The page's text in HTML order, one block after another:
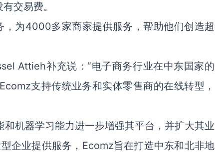
交易费。
为4000多家商家提供服务，帮助他们创造超
Attieh补充说：“电子商务行业在中东国家的
支持传统业务和实体零售商的在线转型，
机器学习能力进一步增强其平台，并扩大其业
企业提供服务，Ecomz旨在打造中东和北非地